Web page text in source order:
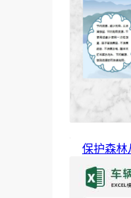
保护森林